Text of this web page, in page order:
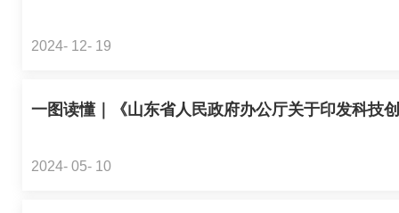
2024- 12- 19
一图读懂｜《山东省人民政府办公厅关于印发科技
2024- 05- 10